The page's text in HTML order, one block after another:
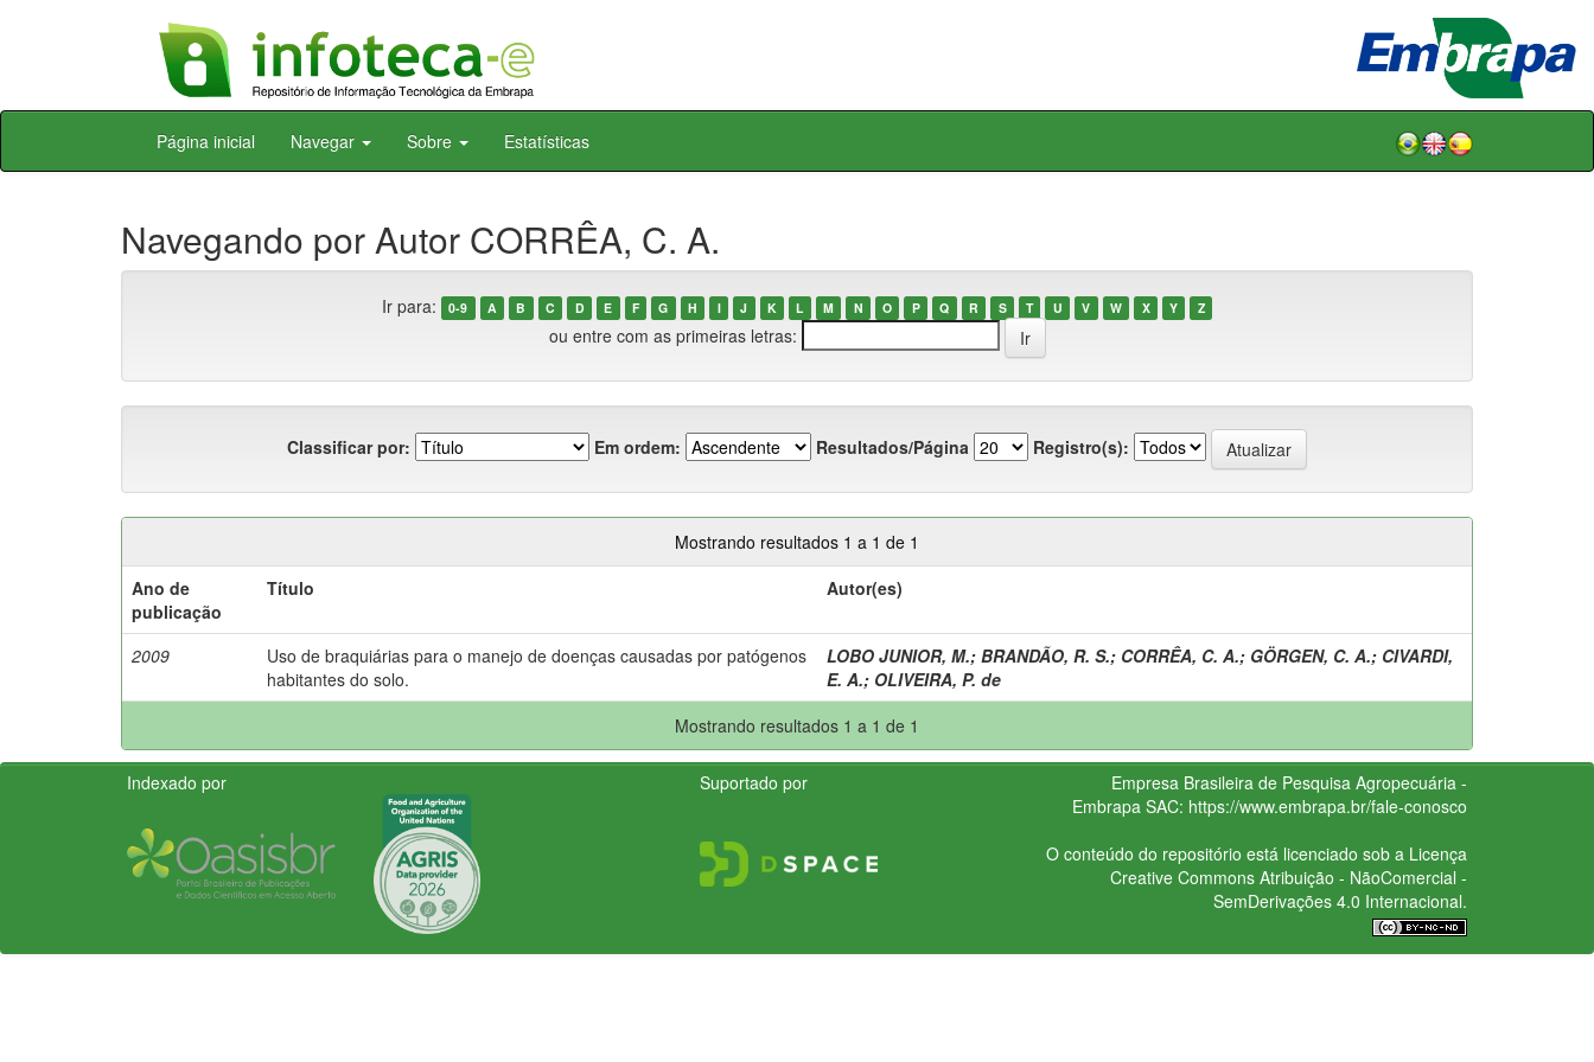
Skip
Página inicial Navegar Sobre Estatísticas
Navegando por Autor CORRÊA, C. A.
Ir para: 0-9 A B C D E F G H I J K L M N O P Q R S T U V W X Y Z
ou entre com as primeiras letras:
Classificar por: Em ordem: Resultados/Página Registro(s):
Mostrando resultados 1 a 1 de 1
Ano de
publicação
Título Autor(es)
2009
Uso de braquiárias para o manejo de doenças causadas por patógenos
habitantes do solo.
LOBO JUNIOR, M.; BRANDÃO, R. S.; CORRÊA, C. A.; GÖRGEN, C. A.; CIVARDI,
E. A.; OLIVEIRA, P. de
Mostrando resultados 1 a 1 de 1
Indexado por Suportado por
Empresa Brasileira de Pesquisa Agropecuária -
Embrapa SAC: https://www.embrapa.br/fale-conosco
O conteúdo do repositório está licenciado sob a Licença
Creative CommonsAtribuição - NãoComercial -
SemDerivações 4.0 Internacional.